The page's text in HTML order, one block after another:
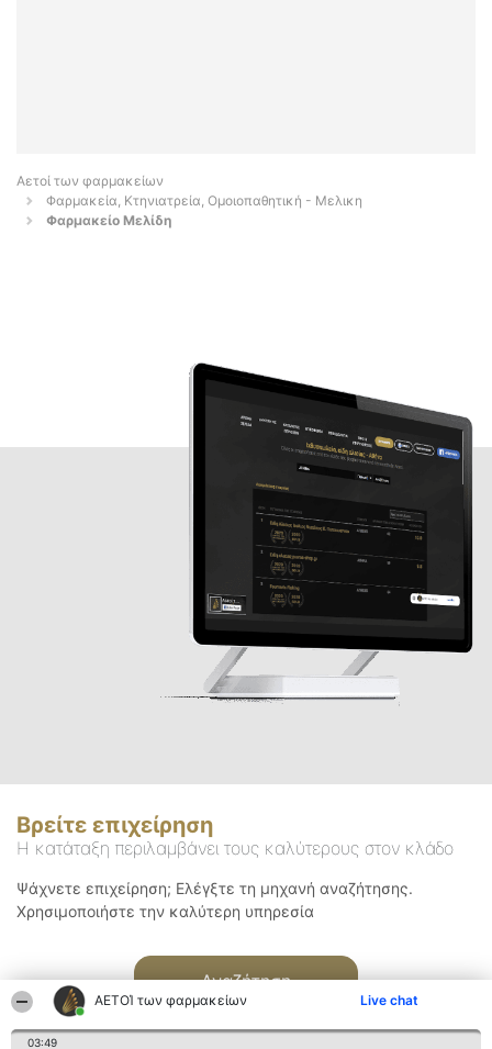
ΑΕΤΟΊ των φαρμακείων Live chat
03:49
Αετοί των φαρμακείων
Φαρμακεία, Κτηνιατρεία, Ομοιοπαθητική - Μελικη
Φαρμακείo Μελίδη
Βρείτε επιχείρηση
Η κατάταξη περιλαμβάνει τους καλύτερους στον κλάδο
Ψάχνετε επιχείρηση; Ελέγξτε τη μηχανή αναζήτησης.
Χρησιμοποιήστε την καλύτερη υπηρεσία
Αναζήτηση